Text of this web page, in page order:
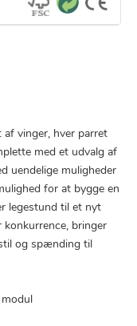
af vinger, hver parret
med et udvalg af
uendelige muligheder
for at bygge en
legestund til et nyt
bringer
og spænding til